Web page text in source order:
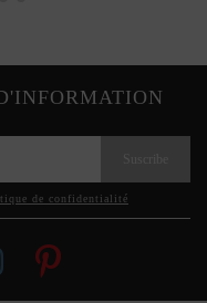
de confidentialité